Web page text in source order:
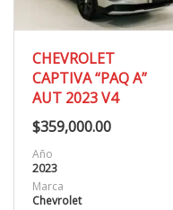
CHEVROLET
CAPTIVA “PAQ A”
AUT 2023 V4
$359,000.00
Año
2023
Marca
Chevrolet